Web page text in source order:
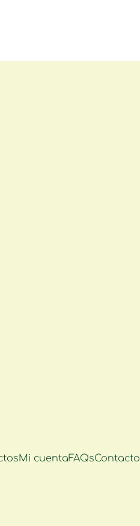
Mi cuentaFAQsContacto